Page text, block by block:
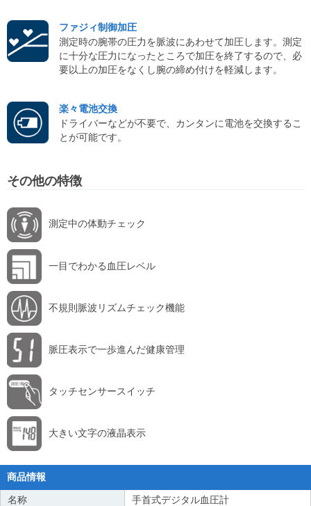
ファジィ制御加圧
測定時の腕帯の圧力を脈波にあわせて加圧します。測定
に十分な圧力になったところで加圧を終了するので、必
要以上の加圧をなくし腕の締め付けを軽減します。
楽々電池交換
ドライバーなどが不要で、カンタンに電池を交換するこ
とが可能です。
その他の特徴
測定中の体動チェック
一目でわかる血圧レベル
不規則脈波リズムチェック機能
脈圧表示で一歩進んだ健康管理
タッチセンサースイッチ
大きい文字の液晶表示
商品情報
名称 手首式デジタル血圧計